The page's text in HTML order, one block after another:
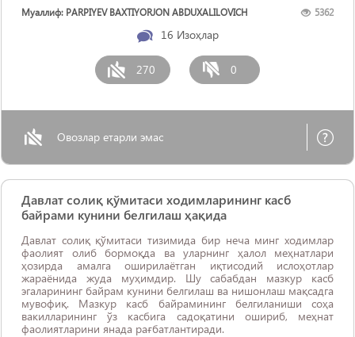
Муаллиф: PARPIYEV BAXTIYORJON ABDUXALILOVICH 5362
16 Изоҳлар
270 0
Овозлар етарли эмас
Давлат солиқ қўмитаси ходимларининг касб
байрами кунини белгилаш ҳақида
Давлат солиқ қўмитаси тизимида бир неча минг ходимлар
фаолият олиб бормоқда ва уларнинг ҳалол меҳнатлари
ҳозирда амалга оширилаётган иқтисодий ислоҳотлар
жараёнида жуда муҳимдир. Шу сабабдан мазкур касб
эгаларининг байрам кунини белгилаш ва нишонлаш мақсадга
мувофиқ. Мазкур касб байрамининг белгиланиши соҳа
вакилларининг ўз касбига садоқатини ошириб, меҳнат
фаолиятларини янада рағбатлантиради.